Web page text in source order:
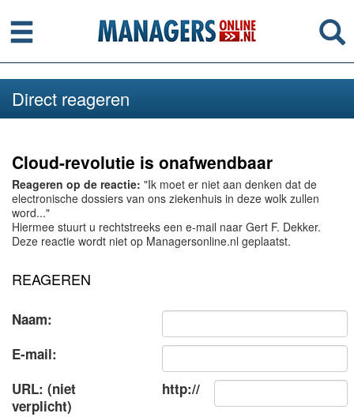
Menu
Direct reageren
Cloud-revolutie is onafwendbaar
Reageren op de reactie: "Ik moet er niet aan denken dat de
electronische dossiers van ons ziekenhuis in deze wolk zullen
word..."
Hiermee stuurt u rechtstreeks een e-mail naar Gert F. Dekker.
Deze reactie wordt niet op Managersonline.nl geplaatst.
REAGEREN
Naam:
E-mail:
URL: (niet
verplicht)
http://